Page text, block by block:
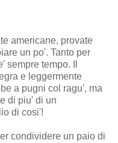
americane, provate
un po'. Tanto per
tempo. Il
e leggermente
a pugni col ragu', ma
di piu' di un
di cosi'!
condividere un paio di